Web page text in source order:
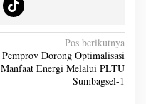
Pos berikutnya
Pemprov Dorong Optimalisasi
Manfaat Energi Melalui PLTU
Sumbagsel-1